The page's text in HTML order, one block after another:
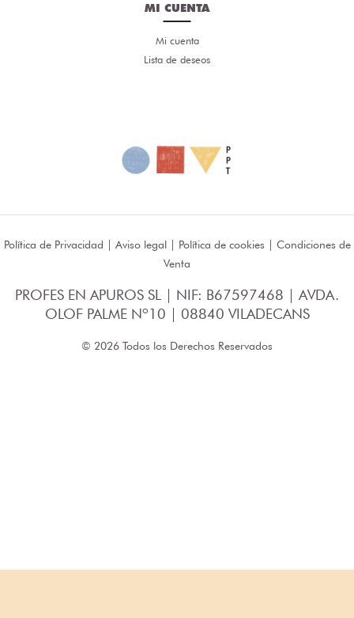
MI CUENTA
Mi cuenta
Lista de deseos
Política de Privacidad | Aviso legal| Política de cookies | Condiciones de
Venta
PROFES EN APUROS SL | NIF: B67597468 | AVDA.
OLOF PALME Nº10 | 08840 VILADECANS
© 2026 Todos los Derechos Reservados